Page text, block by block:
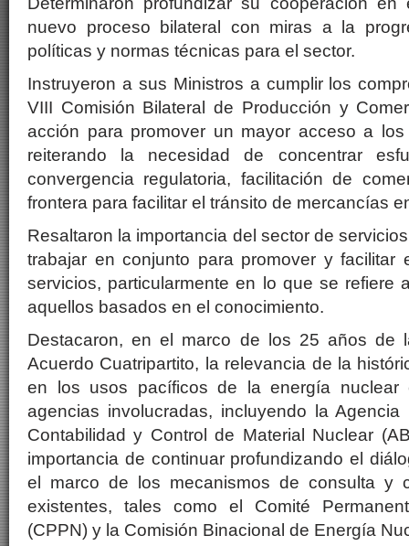
nuevo proceso bilateral con miras a la
políticas y normas técnicas para el sector.
Instruyeron a sus Ministros a cumplir los
VIII Comisión Bilateral de Producción y
acción para promover un mayor acceso a los
reiterando la necesidad de concentrar
convergencia regulatoria, facilitación de
frontera para facilitar el tránsito de mercancías
Resaltaron la importancia del sector de
trabajar en conjunto para promover y facilitar
servicios, particularmente en lo que se refiere
aquellos basados en el conocimiento.
Destacaron, en el marco de los 25 años de
Acuerdo Cuatripartito, la relevancia de la
en los usos pacíficos de la energía nuclear
agencias involucradas, incluyendo la Agencia
Contabilidad y Control de Material Nuclear
importancia de continuar profundizando el
el marco de los mecanismos de consulta y
existentes, tales como el Comité
(CPPN) y la Comisión Binacional de Energía